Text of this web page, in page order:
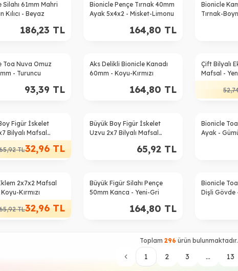
Silahı 61mm Mahri
Kılıcı - Beyaz
186,23 TL
Bionicle Pençe Tırnak 40mm
Ayak 5x4x2 - Misket-Limonu
164,80 TL
Bionicle
Tırnak-
Toa Nuva Omuz
- Turuncu
93,39 TL
Aks Delikli Bionicle Kanadı
60mm - Koyu-Kırmızı
164,80 TL
%38
Çift Bilyalı
Mafsal -
Figür İskelet
Bilyalı Mafsal
Eski-Koyu-Gri
TL32,96 TL
Büyük Boy Figür İskelet
Uzvu 2x7 Bilyalı Mafsal
65,92 TL
Bionicle
Ayak -
2x7x2 Mafsal
Kırmızı
TL32,96 TL
Büyük Figür Silahı Pençe
50mm Kanca - Yeni-Gri
164,80 TL
Bionicle
Dişli Gövde
Toplam296 ürün bulunmaktadır.
1 2 3 ... 13